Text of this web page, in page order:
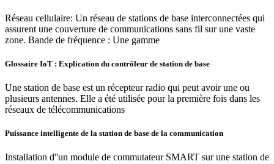
Réseau cellulaire: Un réseau de stations de base interconnectées qui
assurent une couverture de communications sans fil sur une vaste
zone. Bande de fréquence : Une gamme
Glossaire IoT : Explication du contrôleur de station de base
Une station de base est un récepteur radio qui peut avoir une ou
plusieurs antennes. Elle a été utilisée pour la première fois dans les
réseaux de télécommunications
Puissance intelligente de la station de base de la communication
Installation d''un module de commutateur SMART sur une station de